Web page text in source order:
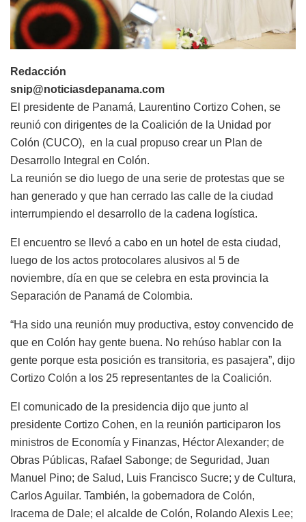
Redacción
snip@noticiasdepanama.com
El presidente de Panamá, Laurentino Cortizo Cohen, se
reunió con dirigentes de la Coalición de la Unidad por
Colón (CUCO), en la cual propuso crear un Plan de
Desarrollo Integral en Colón.
La reunión se dio luego de una serie de protestas que se
han generado y que han cerrado las calle de la ciudad
interrumpiendo el desarrollo de la cadena logística.
El encuentro se llevó a cabo en un hotel de esta ciudad,
luego de los actos protocolares alusivos al 5 de
noviembre, día en que se celebra en esta provincia la
Separación de Panamá de Colombia.
“Ha sido una reunión muy productiva, estoy convencido de
que en Colón hay gente buena. No rehúso hablar con la
gente porque esta posición es transitoria, es pasajera”, dijo
Cortizo Colón a los 25 representantes de la Coalición.
El comunicado de la presidencia dijo que junto al
presidente Cortizo Cohen, en la reunión participaron los
ministros de Economía y Finanzas, Héctor Alexander; de
Obras Públicas, Rafael Sabonge; de Seguridad, Juan
Manuel Pino; de Salud, Luis Francisco Sucre; y de Cultura,
Carlos Aguilar. También, la gobernadora de Colón,
Iracema de Dale; el alcalde de Colón, Rolando Alexis Lee;